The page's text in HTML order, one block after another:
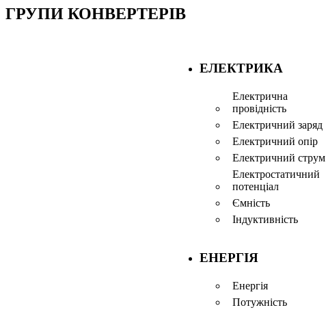
ГРУПИ КОНВЕРТЕРІВ
ЕЛЕКТРИКА
Електрична
провідність
Електричний заряд
Електричний опір
Електричний струм
Електростатичний
потенціал
Ємність
Індуктивність
ЕНЕРГІЯ
Енергія
Потужність